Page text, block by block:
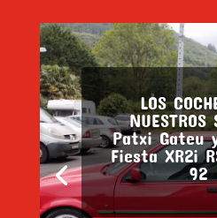
LOS
NUESTROS
Patxi Gateu
Fiesta XR2i
92